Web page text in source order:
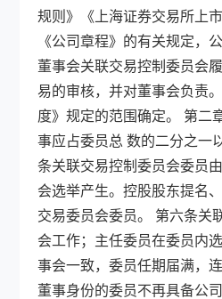
规则》《上海证券交易所上
《公司章程》的有关规定，
董事会关联交易控制委员会
易的审核，并对董事会负责
度》规定的范围确定。 第二
事应占委员总 数的二分之一
条关联交易控制委员会委员
会选举产生。控股股东提名
交易委员会委员。 第六条关
会工作；主任委员在委员内
事会一致，委员任期届满，
董事身份的委员不再具备公